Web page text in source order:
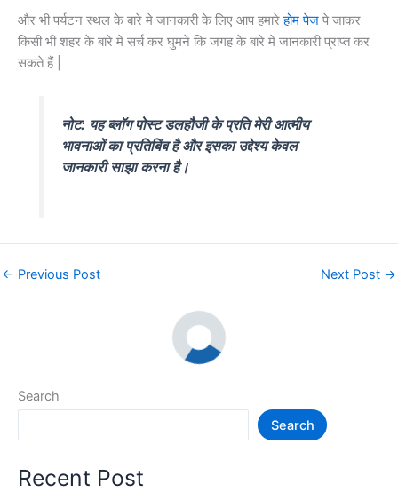
और भी पर्यटन स्थल के बारे मे जानकारी के लिए आप हमारेहोम पेज पे जाकर
किसी भी शहर के बारे मे सर्च कर घुमने कि जगह के बारे मे जानकारी प्राप्त कर
सकते हैं |
नोट: यह ब्लॉग पोस्ट डलहौजी के प्रति मेरी आत्मीय
भावनाओं का प्रतिबिंब है और इसका उद्देश्य केवल
जानकारी साझा करना है।
← Previous Post Next Post →
Search
Search
Recent Post